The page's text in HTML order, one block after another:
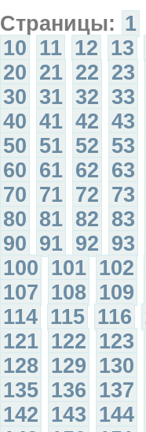
Страницы: 1
10 11 12 13
20 21 22 23
30 31 32 33
40 41 42 43
50 51 52 53
60 61 62 63
70 71 72 73
80 81 82 83
90 91 92 93
100 101 102
107 108 109
114 115 116
121 122 123
128 129 130
135 136 137
142 143 144